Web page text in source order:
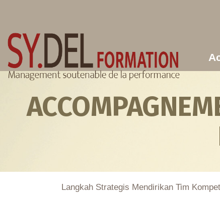
Langkah Strategis Mendirikan Tim